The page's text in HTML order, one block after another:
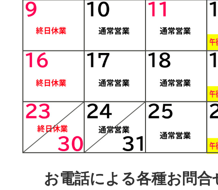
お電話による各種お問